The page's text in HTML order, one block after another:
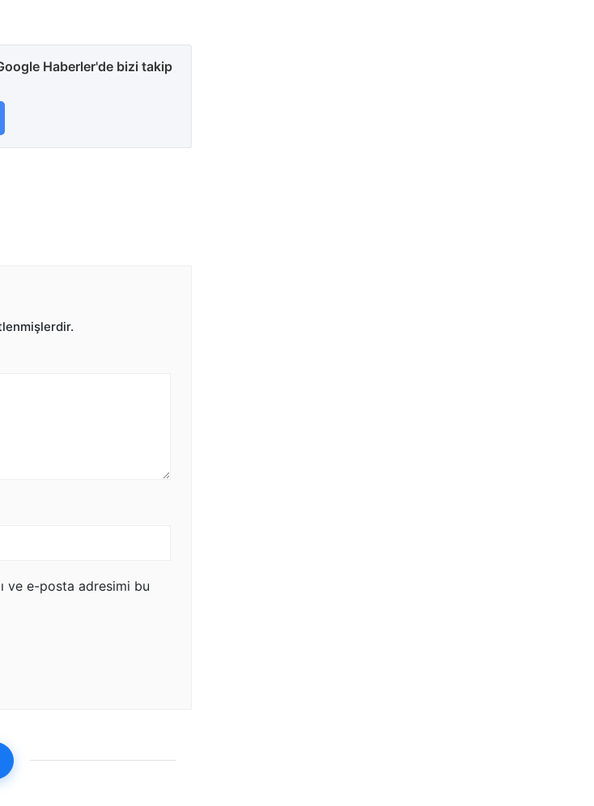
Haberler'de bizi takip
ve e-posta adresimi bu